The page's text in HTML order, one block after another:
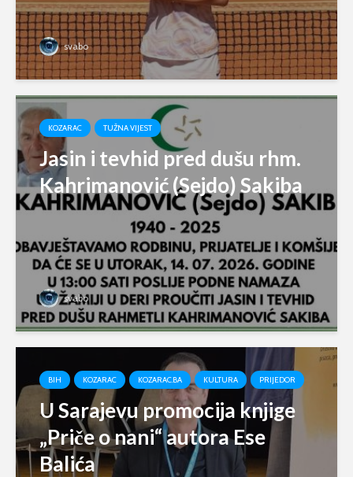
svabo
KOZARAC TUŽNA VIJEST
Jasin i tevhid pred dušu rhm.
Kahrimanović (Sejdo) Sakiba
svabo
BIH KOZARAC KOZARAC.BA KULTURA PRIJEDOR
U Sarajevu promocija knjige
„Priče o nani“ autora Ese
Balića